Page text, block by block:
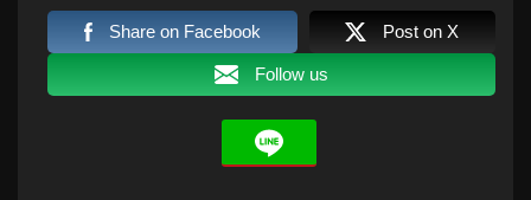
Share on Facebook Post on X
Follow us